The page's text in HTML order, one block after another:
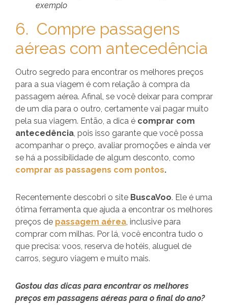
exemplo
6. Compre passagens
aéreas com antecedência
Outro segredo para encontrar os melhores preços
para a sua viagem é com relação à compra da
passagem aérea. Afinal, se você deixar para comprar
de um dia para o outro, certamente vai pagar muito
pela sua viagem. Então, a dica é comprar com
antecedência, pois isso garante que você possa
acompanhar o preço, avaliar promoções e ainda ver
se há a possibilidade de algum desconto, como
comprar as passagens com pontos.
Recentemente descobri o site BuscaVoo. Ele é uma
ótima ferramenta que ajuda a encontrar os melhores
preços de passagem aérea, inclusive para
comprar com milhas. Por lá, você encontra tudo o
que precisa: voos, reserva de hotéis, aluguel de
carros, seguro viagem e muito mais.
Gostou das dicas para encontrar os melhores
preços em passagens aéreas para o final do ano?